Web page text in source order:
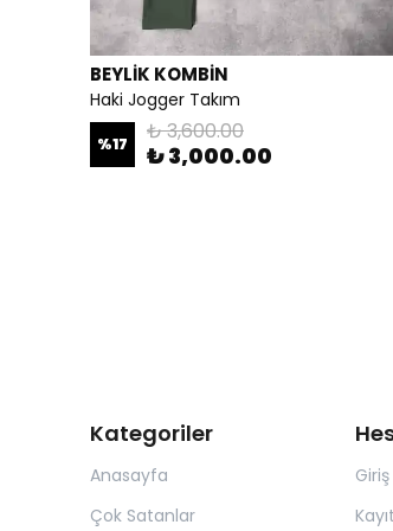
BEYLİK KOMBİN
Haki Jogger Takım
%17 ₺ 3,600.00
₺ 3,000.00
Kategoriler
Anasayfa
Çok Satanlar